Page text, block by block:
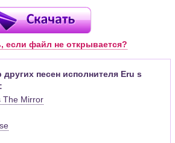
формата Вам необходимо
рабочем компьютере программу Guitar
версии). Скачать её можно с
программы (Скачать) или найти
для гитары, бас-гитары,
инструментов и ансамблей в
графики (при создании
соответствующая ей строчка с
если файл не открывается?
песен исполнителя Eru s
The Mirror